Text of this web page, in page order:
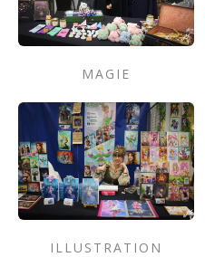
MAGIE
ILLUSTRATION